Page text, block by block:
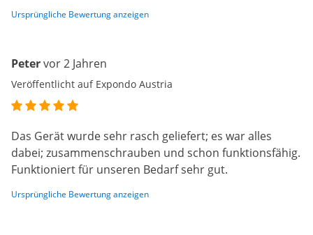
Ursprüngliche Bewertung anzeigen
Petervor 2 Jahren
Veröffentlicht auf Expondo Austria
Das Gerät wurde sehr rasch geliefert; es war alles
dabei; zusammenschrauben und schon funktionsfähig.
Funktioniert für unseren Bedarf sehr gut.
Ursprüngliche Bewertung anzeigen